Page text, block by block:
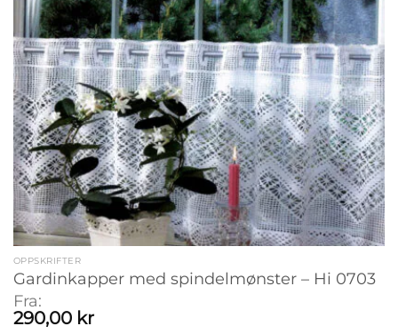
OPPSKRIFTER
Gardinkapper med spindelmønster – Hi 0703
Fra:
290,00 kr